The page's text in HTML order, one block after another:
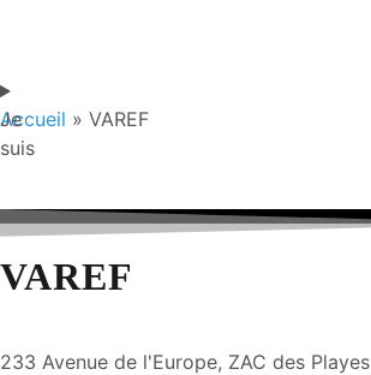
Je
suis
Accueil » VAREF
VAREF
233 Avenue de l'Europe, ZAC des Playes